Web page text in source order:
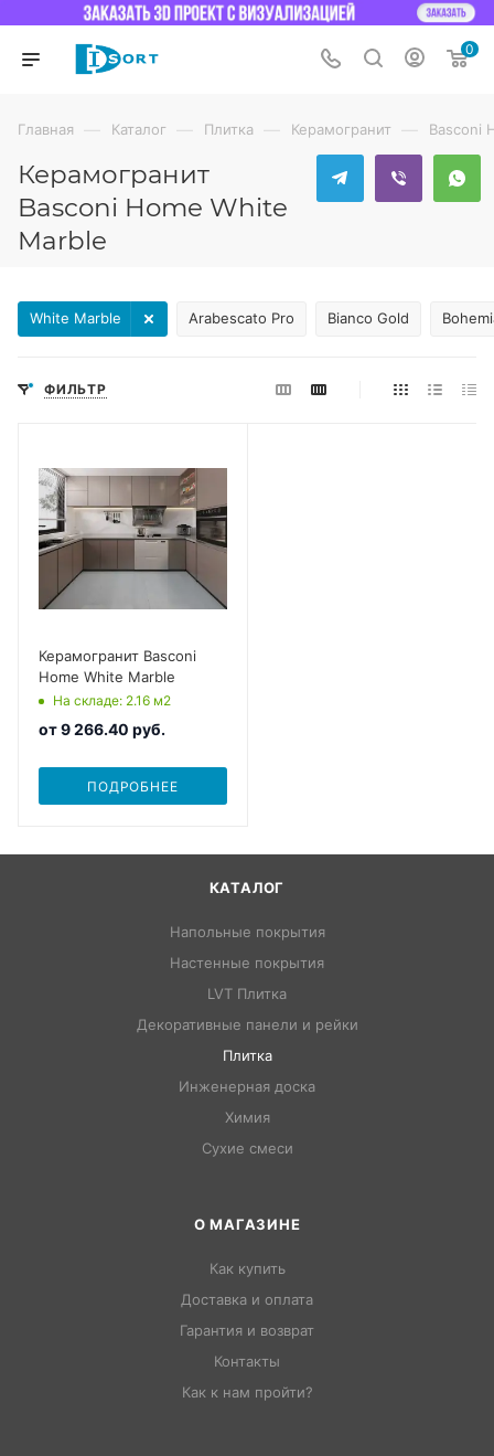
0
Главная — Каталог — Плитка — Керамогранит — Basconi
Керамогранит
Basconi Home White
Marble
Arabescato Pro Bianco Gold
White Marble
ФИЛЬТР
Керамогранит Basconi
Home White Marble
На складе: 2.16 м2
от9 266.40 руб.
ПОДРОБНЕЕ
КАТАЛОГ
Напольные покрытия
Настенные покрытия
LVT Плитка
Декоративные панели и рейки
Плитка
Инженерная доска
Химия
Сухие смеси
О МАГАЗИНЕ
Как купить
Доставка и оплата
Гарантия и возврат
Контакты
Как к нам пройти?